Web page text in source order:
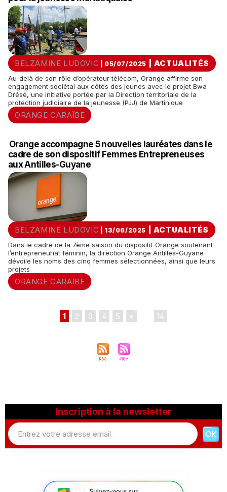
BELZAMINE LUDOVIC | 05/07/2025 ACTUALITÉS
Au-delà de son rôle d’opérateur télécom, Orange affirme son
engagement sociétal aux côtés des jeunes avec le projet Bwa
Drésé, une initiative portée par la Direction territoriale de la
protection judiciaire de la jeunesse (PJJ) de Martinique
ORANGE CARAÏBE
Orange accompagne 5 nouvelles lauréates dans le
cadre de son dispositif Femmes Entrepreneuses
aux Antilles-Guyane
BELZAMINE LUDOVIC | 13/06/2025 ACTUALITÉS
Dans le cadre de la 7ème saison du dispositif Orange soutenant
l’entrepreneuriat féminin, la direction Orange Antilles-Guyane
dévoile les noms des cinq femmes sélectionnées, ainsi que leurs
projets
ORANGE CARAÏBE
1 2 3 4 5 » 14
Inscription à la newsletter